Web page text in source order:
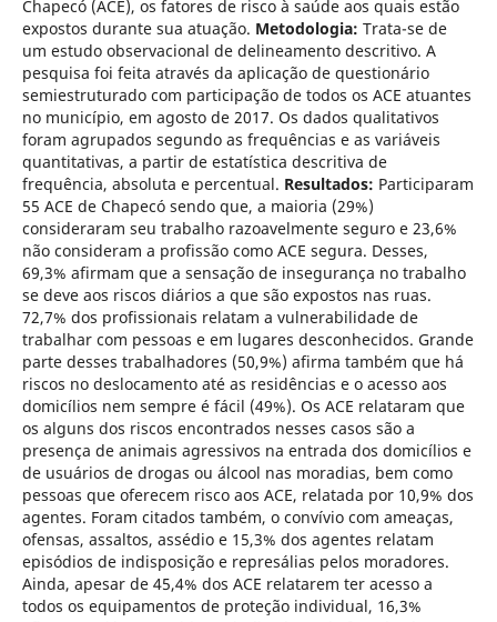
Chapecó (ACE), os fatores de risco à saúde aos quais estão
expostos durante sua atuação. Metodologia: Trata-se de
um estudo observacional de delineamento descritivo. A
pesquisa foi feita através da aplicação de questionário
semiestruturado com participação de todos os ACE atuantes
no município, em agosto de 2017. Os dados qualitativos
foram agrupados segundo as frequências e as variáveis
quantitativas, a partir de estatística descritiva de
frequência, absoluta e percentual. Resultados: Participaram
55 ACE de Chapecó sendo que, a maioria (29%)
consideraram seu trabalho razoavelmente seguro e 23,6%
não consideram a profissão como ACE segura. Desses,
69,3% afirmam que a sensação de insegurança no trabalho
se deve aos riscos diários a que são expostos nas ruas.
72,7% dos profissionais relatam a vulnerabilidade de
trabalhar com pessoas e em lugares desconhecidos. Grande
parte desses trabalhadores (50,9%) afirma também que há
riscos no deslocamento até as residências e o acesso aos
domicílios nem sempre é fácil (49%). Os ACE relataram que
os alguns dos riscos encontrados nesses casos são a
presença de animais agressivos na entrada dos domicílios e
de usuários de drogas ou álcool nas moradias, bem como
pessoas que oferecem risco aos ACE, relatada por 10,9% dos
agentes. Foram citados também, o convívio com ameaças,
ofensas, assaltos, assédio e 15,3% dos agentes relatam
episódios de indisposição e represálias pelos moradores.
Ainda, apesar de 45,4% dos ACE relatarem ter acesso a
todos os equipamentos de proteção individual, 16,3%